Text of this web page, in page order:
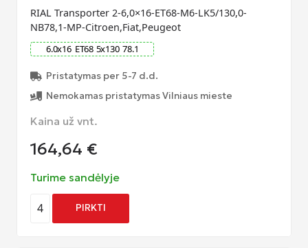
RIAL Transporter 2-6,0×16-ET68-M6-LK5/130,0-
NB78,1-MP-Citroen,Fiat,Peugeot
6.0x16 ET68 5x130 78.1
Pristatymas per 5-7 d.d.
Nemokamas pristatymas Vilniaus mieste
Kaina už vnt.
164,64 €
Turime sandėlyje
4 PIRKTI